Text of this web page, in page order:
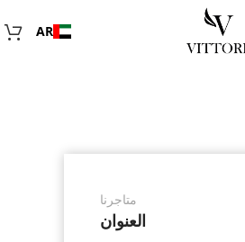
AR
متاجرنا
العنوان